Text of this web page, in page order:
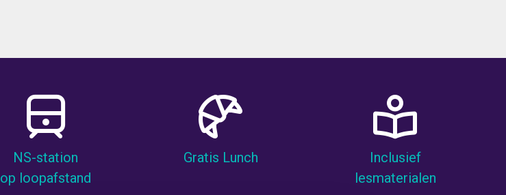
NS-station
op loopafstand
Gratis Lunch
Inclusief
lesmaterialen